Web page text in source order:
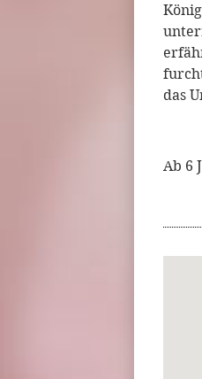
das
Ab 6